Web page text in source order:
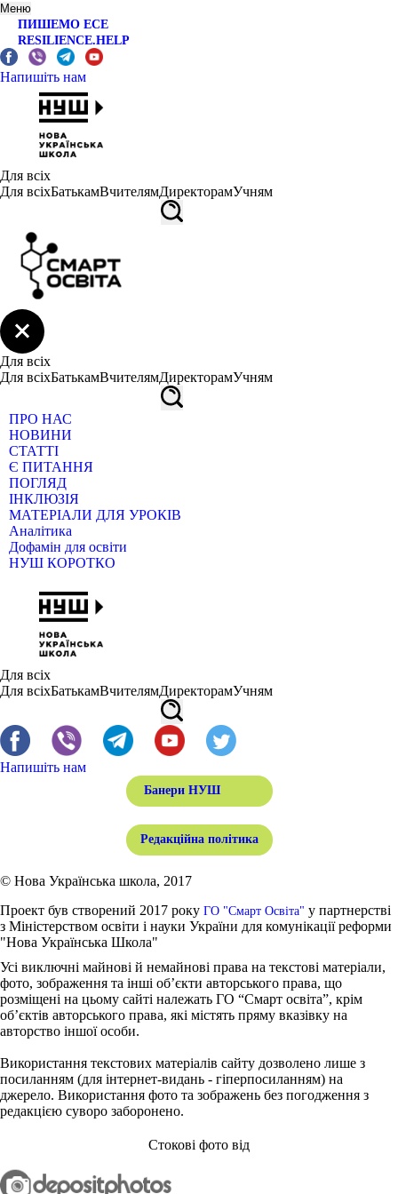
Меню
ПИШЕМО ЕСЕ
RESILIENCE.HELP
Напишіть нам
Для всіх
Для всіхБатькамВчителямДиректорамУчням
Для всіх
Для всіхБатькамВчителямДиректорамУчням
ПРО НАС
НОВИНИ
СТАТТІ
Є ПИТАННЯ
ПОГЛЯД
ІНКЛЮЗІЯ
МАТЕРІАЛИ ДЛЯ УРОКІВ
Аналітика
Дофамін для освіти
НУШ КОРОТКО
Для всіх
Для всіхБатькамВчителямДиректорамУчням
Напишіть нам
Банери НУШ
Редакційна політика
© Нова Українська школа, 2017
Проект був створений 2017 року ГО "Смарт Освіта" у партнерстві
з Міністерством освіти і науки України для комунікації реформи
"Нова Українська Школа"
Усі виключні майнові й немайнові права на текстові матеріали,
фото, зображення та інші об’єкти авторського права, що
розміщені на цьому сайті належать ГО “Смарт освіта”, крім
об’єктів авторського права, які містять пряму вказівку на
авторство іншої особи.
Використання текстових матеріалів сайту дозволено лише з
посиланням (для інтернет-видань - гіперпосиланням) на
джерело. Використання фото та зображень без погодження з
редакцією суворо заборонено.
Стокові фото від